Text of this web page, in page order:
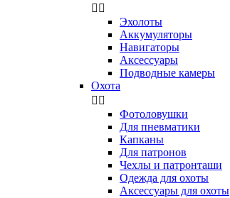
 
Эхолоты
Аккумуляторы
Навигаторы
Аксессуары
Подводные камеры
Охота
 
Фотоловушки
Для пневматики
Капканы
Для патронов
Чехлы и патронташи
Одежда для охоты
Аксессуары для охоты